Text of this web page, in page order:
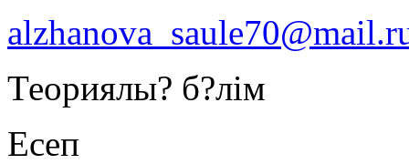
Теориялы? б?лім
Есеп